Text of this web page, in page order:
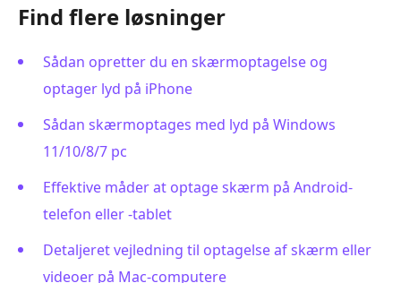
Find flere løsninger
Sådan opretter du en skærmoptagelse og
optager lyd på iPhone
Sådan skærmoptages med lyd på Windows
11/10/8/7 pc
Effektive måder at optage skærm på Android-
telefon eller -tablet
Detaljeret vejledning til optagelse af skærm eller
videoer på Mac-computere